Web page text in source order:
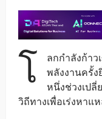
โ
ลกกำลังก้าว
พลังงานครั้ง
หนึ่งช่วงเป
วิถีทางเพื่อเร่งหาแ